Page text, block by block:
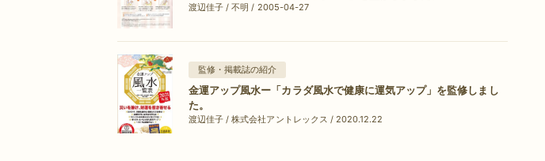
渡辺佳子 / 不明 / 2005-04-27
監修・掲載誌の紹介
金運アップ風水ー「カラダ風水で健康に運気アップ」を監修しまし
た。
渡辺佳子 / 株式会社アントレックス / 2020.12.22